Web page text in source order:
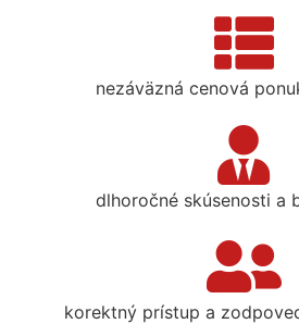
nezáväzná cenová
dlhoročné skúsenosti a
korektný prístup a